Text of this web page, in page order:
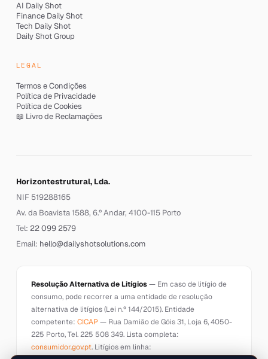
AI Daily Shot
Finance Daily Shot
Tech Daily Shot
Daily Shot Group
LEGAL
Termos e Condições
Política de Privacidade
Política de Cookies
📖 Livro de Reclamações
Horizontestrutural, Lda.
NIF 519288165
Av. da Boavista 1588, 6.º Andar, 4100-115 Porto
Tel: 22 099 2579
Email: hello@dailyshotsolutions.com
Resolução Alternativa de Litígios— Em caso de litígio de
consumo, pode recorrer a uma entidade de resolução
alternativa de litígios (Lei n.º 144/2015). Entidade
competente: CICAP— Rua Damião de Góis 31, Loja 6, 4050-
225 Porto, Tel. 225 508 349. Lista completa:
consumidor.gov.pt. Litígios em linha: